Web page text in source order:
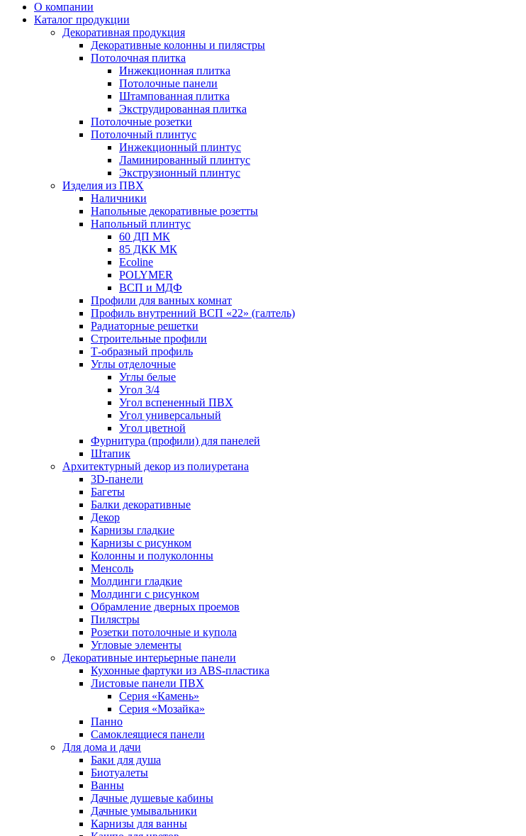
О компании
Каталог продукции
Декоративная продукция
Декоративные колонны и пилястры
Потолочная плитка
Инжекционная плитка
Потолочные панели
Штампованная плитка
Экструдированная плитка
Потолочные розетки
Потолочный плинтус
Инжекционный плинтус
Ламинированный плинтус
Экструзионный плинтус
Изделия из ПВХ
Наличники
Напольные декоративные розетты
Напольный плинтус
60 ДП МК
85 ДКК МК
Ecoline
POLYMER
ВСП и МДФ
Профили для ванных комнат
Профиль внутренний ВСП «22» (галтель)
Радиаторные решетки
Строительные профили
Т-образный профиль
Углы отделочные
Углы белые
Угол 3/4
Угол вспененный ПВХ
Угол универсальный
Угол цветной
Фурнитура (профили) для панелей
Штапик
Архитектурный декор из полиуретана
3D-панели
Багеты
Балки декоративные
Декор
Карнизы гладкие
Карнизы с рисунком
Колонны и полуколонны
Менсоль
Молдинги гладкие
Молдинги с рисунком
Обрамление дверных проемов
Пилястры
Розетки потолочные и купола
Угловые элементы
Декоративные интерьерные панели
Кухонные фартуки из ABS-пластика
Листовые панели ПВХ
Серия «Камень»
Серия «Мозайка»
Панно
Самоклеящиеся панели
Для дома и дачи
Баки для душа
Биотуалеты
Ванны
Дачные душевые кабины
Дачные умывальники
Карнизы для ванны